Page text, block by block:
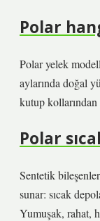
Polar
Polar yelek
aylarında doğal
kutup kollarından
Polar
Sentetik
sunar: sıcak
Yumuşak, rahat,